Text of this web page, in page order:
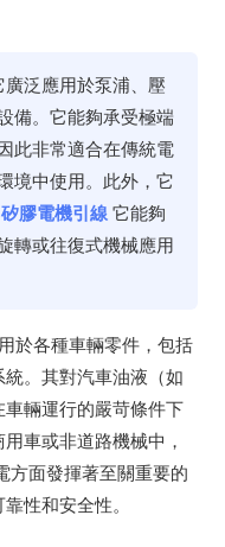
泛應用於泵浦、壓
備。它能夠承受極端
此非常適合在傳統電
境中使用。此外，它
矽膠電機引線它能夠
轉或往復式機械應用
於各種車輛零件，包括
。其對汽車油液（如
輛運行的嚴苛條件下
車或非道路機械中，
方面發揮著至關重要的
性和安全性。